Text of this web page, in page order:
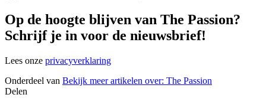
Op de hoogte blijven van The Passion?
Schrijf je in voor de nieuwsbrief!
Lees onze privacyverklaring
Onderdeel van Bekijk meer artikelen over: The Passion
Delen